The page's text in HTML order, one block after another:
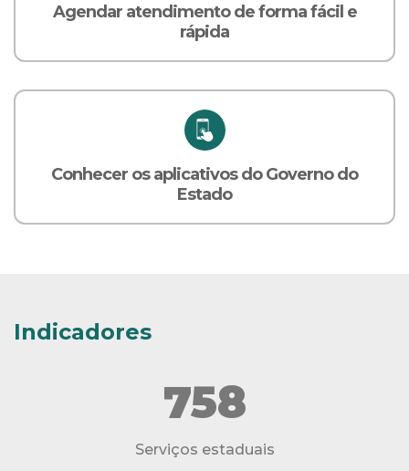
Agendar atendimento de forma fácil e
rápida
Conhecer os aplicativos do Governo do
Estado
Indicadores
758
Serviços estaduais